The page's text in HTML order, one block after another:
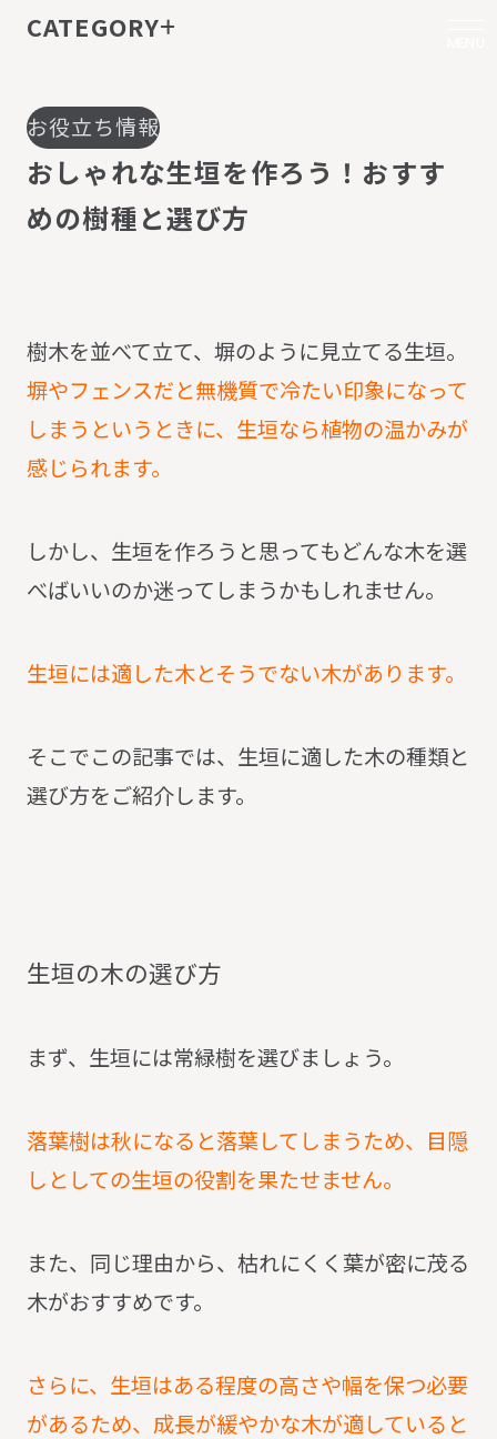
お役立ち情報
お しゃれな生垣を作ろ う ！ おすす
めの樹種と選び方
樹木を並べて立て、塀のように見立てる生垣。
塀やフェンスだと無機質で冷たい印象になって
しまうというときに、生垣なら植物の温かみが
感じられます。
しかし、生垣を作ろうと思ってもどんな木を選
べばいいのか迷ってしまうかもしれません。
生垣には適した木とそうでない木があります。
そこでこの記事では、生垣に適した木の種類と
選び方をご紹介します。
生垣の木の選び方
まず、生垣には常緑樹を選びましょう。
落葉樹は秋になると落葉してしまうため、目隠
しとしての生垣の役割を果たせません。
また、同じ理由から、枯れにくく葉が密に茂る
木がおすすめです。
さらに、生垣はある程度の高さや幅を保つ必要
があるため、成長が緩やかな木が適していると
CATEGORY